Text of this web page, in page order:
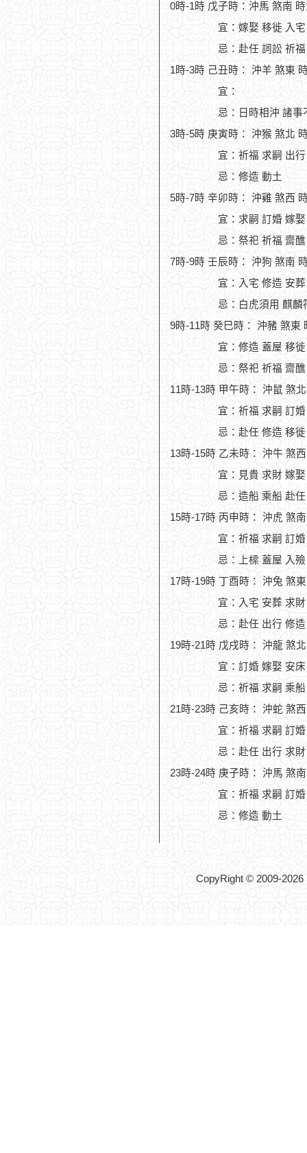
0時-1時 戊子時：沖馬 煞南
宜：嫁娶 移徙 入
忌：赴任 詞訟 祈
1時-3時 己丑時： 沖羊 煞東
宜：
忌：日時相沖 諸事
3時-5時 庚寅時： 沖猴 煞北
宜：祈福 求嗣 出
忌：修造 動土
5時-7時 辛卯時： 沖雞 煞西
宜：求嗣 訂婚 嫁
忌：祭祀 祈福 齋
7時-9時 壬辰時： 沖狗 煞南
宜：入宅 修造 安
忌：白虎須用 麒麟
9時-11時 癸巳時： 沖豬 煞東
宜：修造 蓋屋 移
忌：祭祀 祈福 齋
11時-13時 甲午時： 沖鼠 煞
宜：祈福 求嗣 訂
忌：赴任 修造 移
13時-15時 乙未時： 沖牛 煞
宜：見貴 求財 嫁
忌：造船 乘船 赴
15時-17時 丙申時： 沖虎 煞
宜：祈福 求嗣 訂
忌：上樑 蓋屋 入殮
17時-19時 丁酉時： 沖兔 煞
宜：入宅 安葬 求
忌：赴任 出行 修造
19時-21時 戊戌時： 沖龍 煞
宜：訂婚 嫁娶 安
忌：祈福 求嗣 乘船
21時-23時 己亥時： 沖蛇 煞
宜：祈福 求嗣 訂
忌：赴任 出行 求
23時-24時 庚子時： 沖馬 煞
宜：祈福 求嗣 訂
忌：修造 動土
CopyRight © 2009-2026